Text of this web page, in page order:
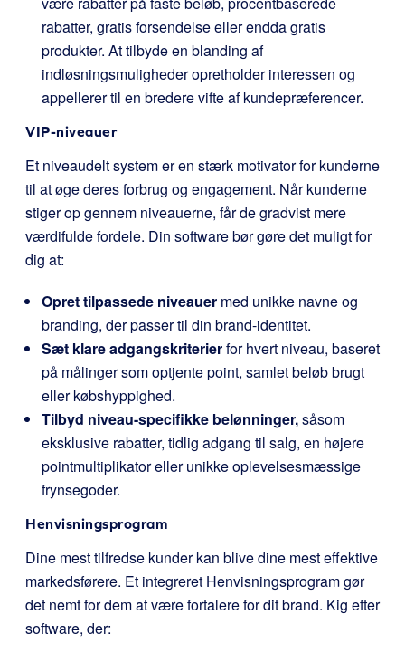
rabatter, gratis forsendelse eller endda gratis
produkter. At tilbyde en blanding af
indløsningsmuligheder opretholder interessen og
appellerer til en bredere vifte af kundepræferencer.
VIP-niveauer
Et niveaudelt system er en stærk motivator for kunderne
til at øge deres forbrug og engagement. Når kunderne
stiger op gennem niveauerne, får de gradvist mere
værdifulde fordele. Din software bør gøre det muligt for
dig at:
Opret tilpassede niveauer med unikke navne og
branding, der passer til din brand-identitet.
Sæt klare adgangskriterierfor hvert niveau, baseret
på målinger som optjente point, samlet beløb brugt
eller købshyppighed.
Tilbyd niveau-specifikke belønninger,såsom
eksklusive rabatter, tidlig adgang til salg, en højere
pointmultiplikator eller unikke oplevelsesmæssige
frynsegoder.
Henvisningsprogram
Dine mest tilfredse kunder kan blive dine mest effektive
markedsførere. Et integreret Henvisningsprogram gør
det nemt for dem at være fortalere for dit brand. Kig efter
software, der: